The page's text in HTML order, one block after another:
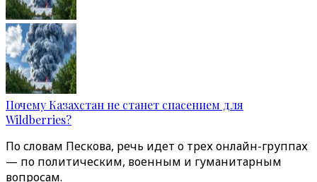
Почему Казахстан не станет спасением для
Wildberries?
По словам Пескова, речь идет о трех онлайн-группах
— по политическим, военным и гуманитарным
вопросам.